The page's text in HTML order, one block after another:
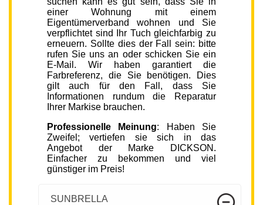
einer Wohnung mit einem
Eigentümerverband wohnen und Sie
verpflichtet sind Ihr Tuch gleichfarbig zu
erneuern. Sollte dies der Fall sein: bitte
rufen Sie uns an oder schicken Sie ein
E-Mail. Wir haben garantiert die
Farbreferenz, die Sie benötigen. Dies
gilt auch für den Fall, dass Sie
Informationen rundum die Reparatur
Ihrer Markise brauchen.
Professionelle Meinung: Haben Sie
Zweifel; vertiefen sie sich in das
Angebot der Marke DICKSON.
Einfacher zu bekommen und viel
günstiger im Preis!
SUNBRELLA